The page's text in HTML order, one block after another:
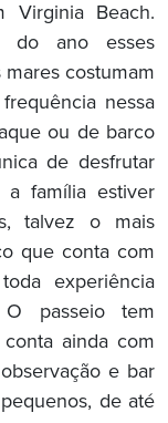
Virginia Beach.
do ano esses
costumam
nessa
ou de barco
de desfrutar
a família estiver
talvez o mais
que conta com
experiência
O passeio tem
ainda com
e bar
de até